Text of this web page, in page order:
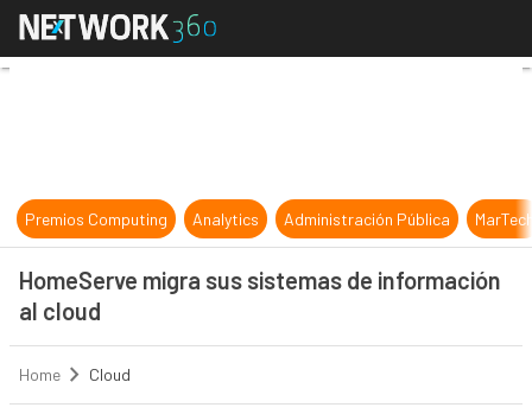
HomeServe migra sus sistemas
Premios Computing Analytics Administración Pública
HomeServe migra sus sistemas de información
al cloud
Home Cloud